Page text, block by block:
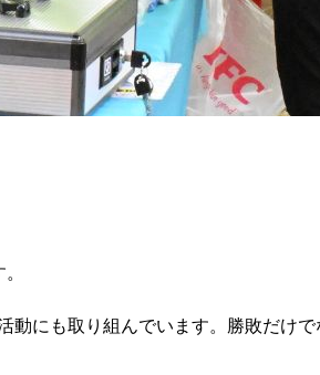
にも取り組んでいます。勝敗だけで